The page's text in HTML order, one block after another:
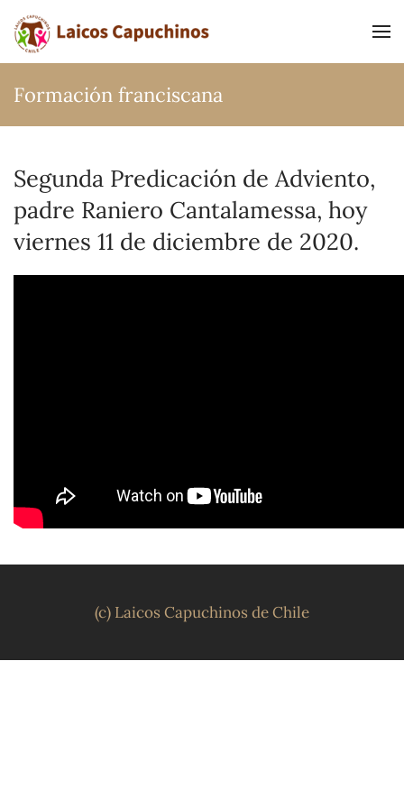
Ir al contenido principal
Formación franciscana
Segunda Predicación de Adviento,
padre Raniero Cantalamessa, hoy
viernes 11 de diciembre de 2020.
(c) Laicos Capuchinos de Chile